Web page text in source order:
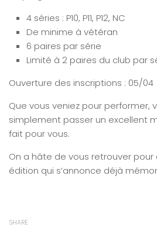
4 séries : P10, P11, P12, NC
De minime à vétéran
6 paires par série
Limité à 2 paires du club par
Ouverture des inscriptions : 05/04
Que vous veniez pour performer,
simplement passer un excellent
fait pour vous.
On a hâte de vous retrouver
édition qui s’annonce déjà
SHARE